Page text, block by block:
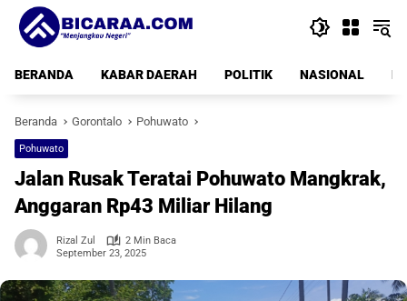
Langsung
konten
BERANDA
KABAR DAERAH POLITIK NASIONAL
Beranda Gorontalo Pohuwato
Pohuwato
Jalan Rusak Teratai Pohuwato Mangkrak,
Anggaran Rp43 Miliar Hilang
Rizal Zul
2 Min Baca
September 23, 2025